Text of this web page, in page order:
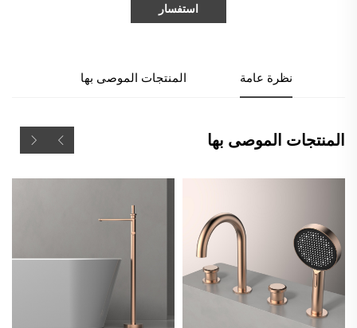
استفسار
نظرة عامة المنتجات الموصى بها
المنتجات الموصى بها